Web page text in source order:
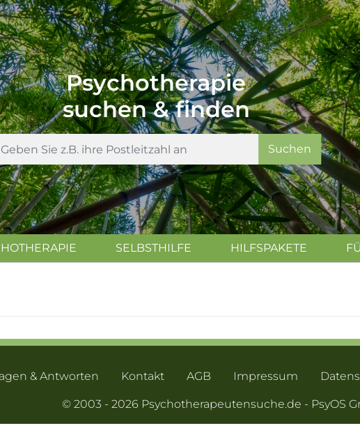
Psychotherapie
suchen & finden
Suchen
SELBSTHILFE HILFSPAKETE
& Antworten Kontakt AGB Impressum
© 2003 - 2026 Psychotherapeutensuche.de - PsyOS